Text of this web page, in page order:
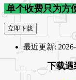
单个收费只为方
立即下载
最近更新:
下载遇